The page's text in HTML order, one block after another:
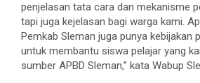
penjelasan tata cara dan mekanisme
tapi juga kejelasan bagi warga kami.
Pemkab Sleman juga punya kebijakan
untuk membantu siswa pelajar yang
sumber APBD Sleman,” kata Wabup